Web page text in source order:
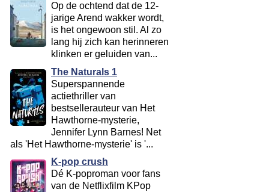
Op de ochtend dat de 12-
jarige Arend wakker wordt,
is het ongewoon stil. Al zo
lang hij zich kan herinneren
klinken er geluiden van...
The Naturals 1
Superspannende
actiethriller van
bestsellerauteur van Het
Hawthorne-mysterie,
Jennifer Lynn Barnes! Net
als 'Het Hawthorne-mysterie' is '...
K-pop crush
Dé K-poproman voor fans
van de Netflixfilm KPop